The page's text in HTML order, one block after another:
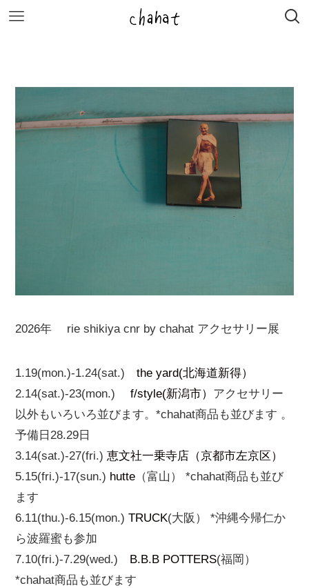
2026年 rie shikiya cnr by chahat アクセサリー展
1.19(mon.)-1.24(sat.)the yard(北海道新得）
2.14(sat.)-23(mon.)f/style(新潟市） アクセサリー
以外もいろいろ並びます。*chahat商品も並びます 。
予備日28.29日
3.14(sat.)-27(fri.)恵文社一乗寺店（京都市左京区）
5.15(fri.)-17(sun.) hutte （富山） *chahat商品も並び
ます
6.11(thu.)-6.15(mon.)TRUCK(大阪） *沖縄今帰仁か
ら波羅蜜も参加
7.10(fri.)-7.29(wed.)
B.B.B POTTERS(福岡）
*chahat商品も並びます